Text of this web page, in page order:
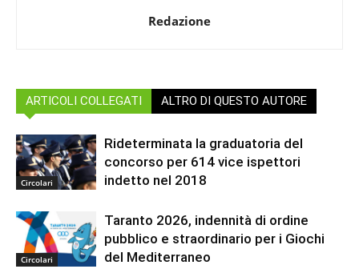
Redazione
ARTICOLI COLLEGATI ALTRO DI QUESTO AUTORE
Circolari
Rideterminata la graduatoria del
concorso per 614 vice ispettori
indetto nel 2018
Circolari
Taranto 2026, indennità di ordine
pubblico e straordinario per i Giochi
del Mediterraneo